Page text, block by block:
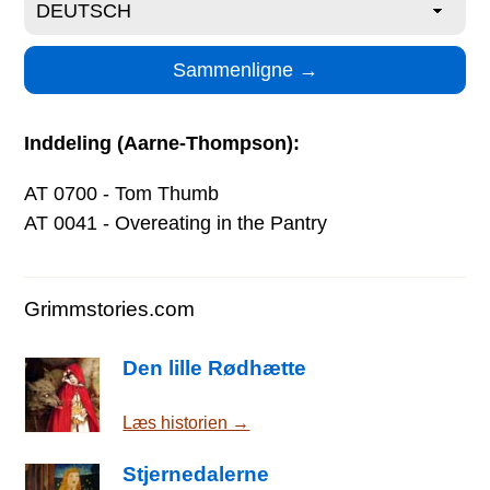
Inddeling (Aarne-Thompson):
AT 0700 - Tom Thumb
AT 0041 - Overeating in the Pantry
Grimmstories.com
Den lille Rødhætte
Læs historien →
Stjernedalerne